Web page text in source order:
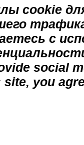
cookie
с
social
you